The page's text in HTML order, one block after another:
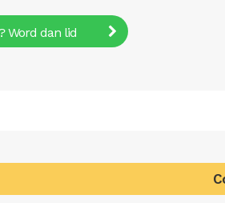
Word dan lid